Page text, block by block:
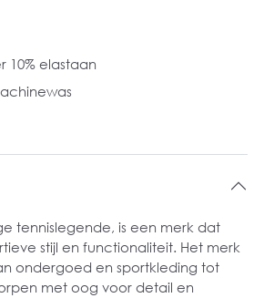
10% elastaan
tennislegende, is een merk dat
stijl en functionaliteit. Het merk
ondergoed en sportkleding tot
met oog voor detail en